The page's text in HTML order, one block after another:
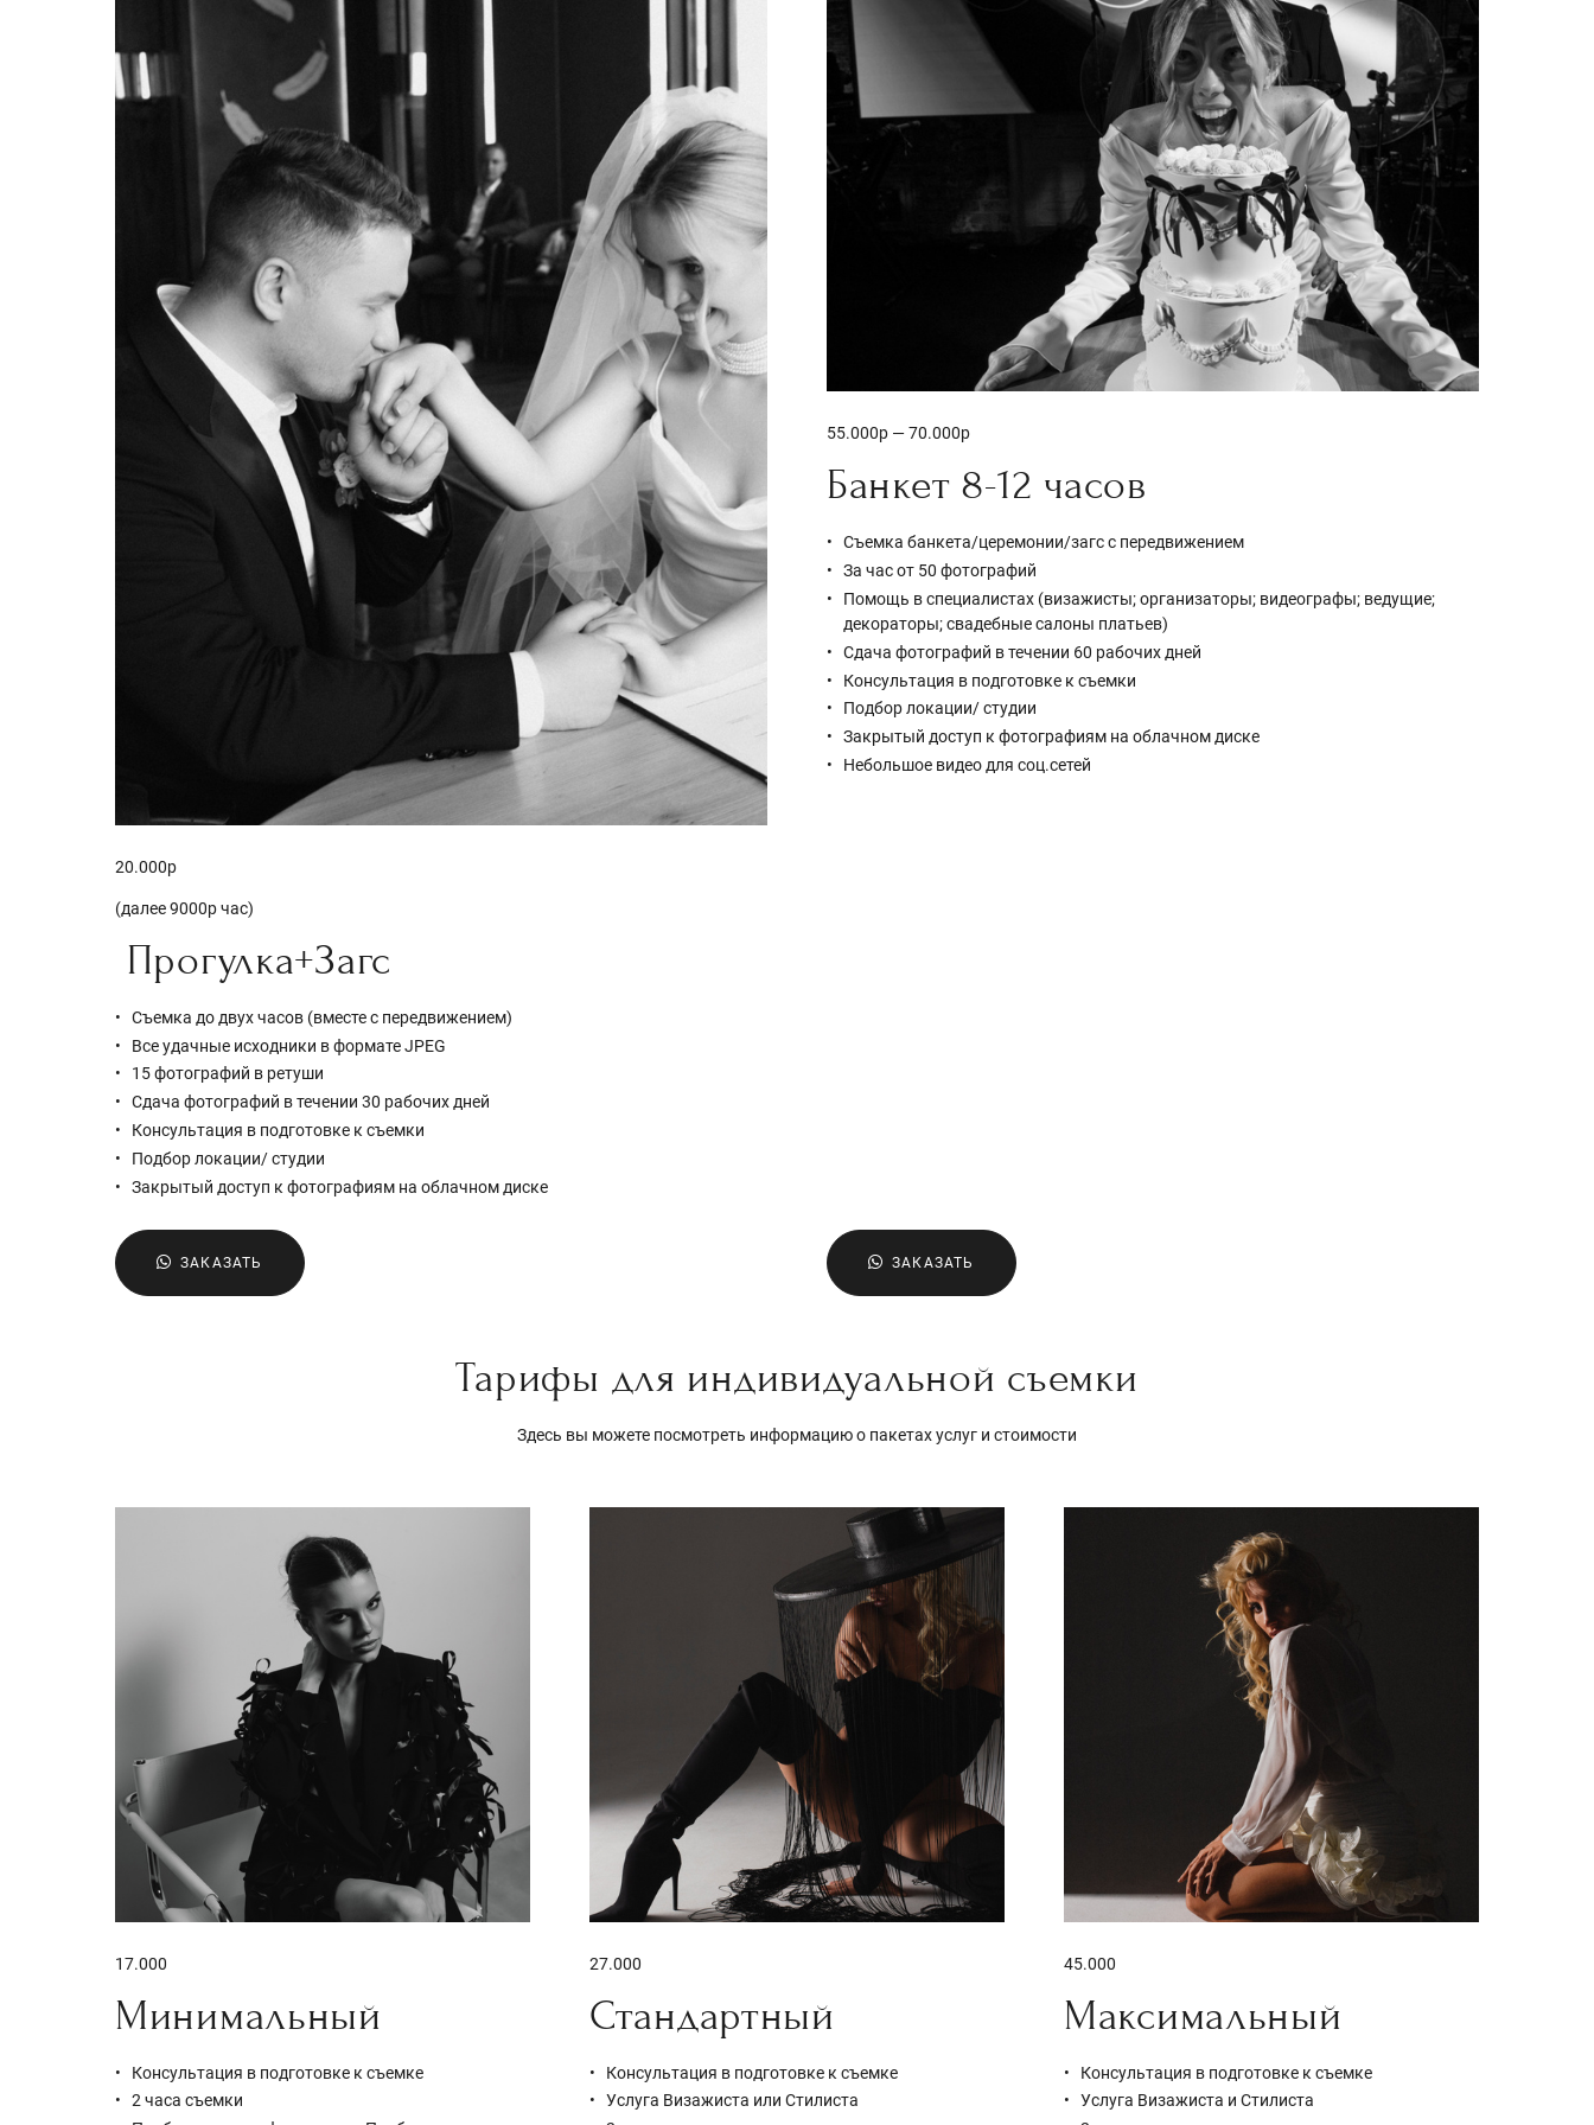
20.000р
(далее 9000р час)
Прогулка+Загс
Съемка до двух часов (вместе с передвижением)
Все удачные исходники в формате JPEG
15 фотографий в ретуши
Сдача фотографий в течении 30 рабочих дней
Консультация в подготовке к съемки
Подбор локации/ студии
Закрытый доступ к фотографиям на облачном диске
ЗАКАЗАТЬ
55.000р — 70.000р
Банкет 8-12 часов
Съемка банкета/церемонии/загс с передвижением
За час от 50 фотографий
Помощь в специалистах (визажисты; организаторы; видеографы; ведущие;
декораторы; свадебные салоны платьев)
Сдача фотографий в течении 60 рабочих дней
Консультация в подготовке к съемки
Подбор локации/ студии
Закрытый доступ к фотографиям на облачном диске
Небольшое видео для соц.сетей
ЗАКАЗАТЬ
Тарифы для индивидуальной съемки
Здесь вы можете посмотреть информацию о пакетах услуг и стоимости
17.000
Минимальный
Консультация в подготовке к съемке
2 часа съемки
27.000
Стандартный
Консультация в подготовке к съемке
Услуга Визажиста или Стилиста
45.000
Максимальный
Консультация в подготовке к съемке
Услуга Визажиста и Стилиста